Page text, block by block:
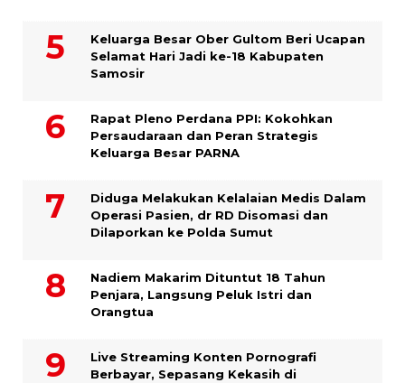
Keluarga Besar Ober Gultom Beri Ucapan
Selamat Hari Jadi ke-18 Kabupaten
Samosir
Rapat Pleno Perdana PPI: Kokohkan
Persaudaraan dan Peran Strategis
Keluarga Besar PARNA
Diduga Melakukan Kelalaian Medis Dalam
Operasi Pasien, dr RD Disomasi dan
Dilaporkan ke Polda Sumut
​Nadiem Makarim Dituntut 18 Tahun
Penjara, Langsung Peluk Istri dan
Orangtua
Live Streaming Konten Pornografi
Berbayar, Sepasang Kekasih di